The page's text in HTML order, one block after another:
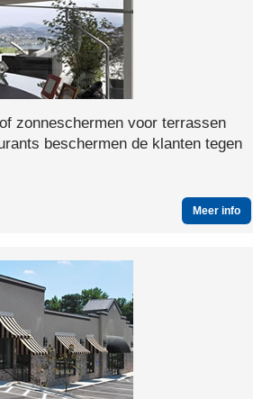
zonneschermen voor terrassen
beschermen de klanten tegen
Meer info